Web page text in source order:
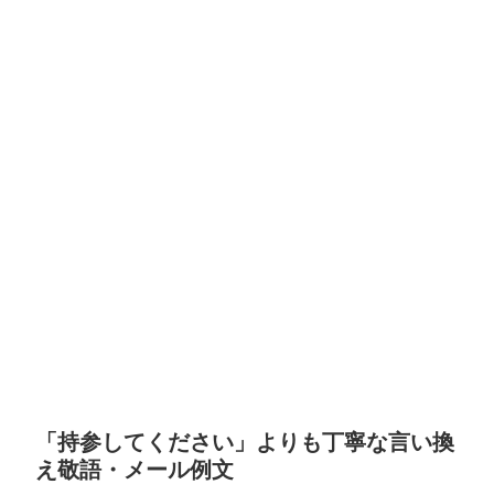
「持参してください」よりも丁寧な言い換
え敬語・メール例文